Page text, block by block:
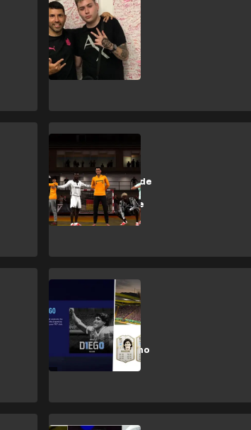
Kun Agüero
"carga" contra
Colo Colo
FIFA 21: La ropa de
GOALSTUDIO
estará presente
en Volta
Maradona en el
FIFA 21: Cómo
jugar con el icono